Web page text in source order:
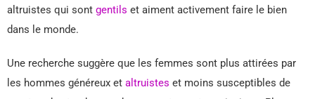
altruistes qui sont gentils et aiment activement faire le bien
dans le monde.
Une recherche suggère que les femmes sont plus attirées par
les hommes généreux et altruistes et moins susceptibles de